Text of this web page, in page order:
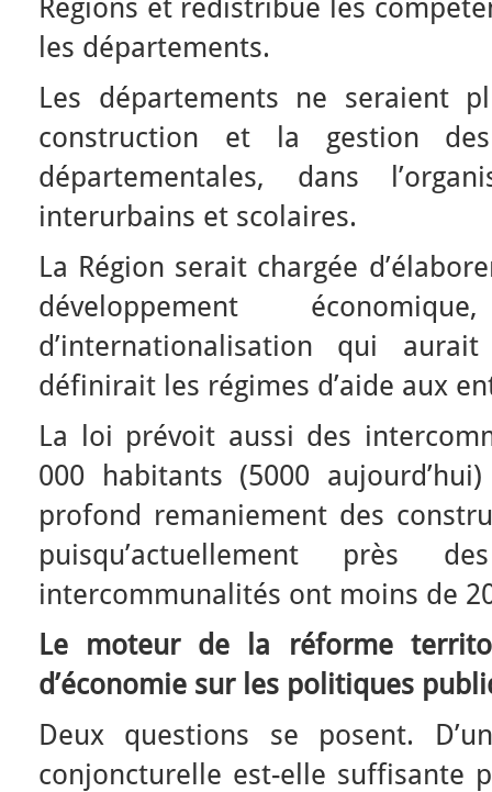
Régions et redistribue les
les départements.
Les départements ne seraient
construction et la gestion
départementales, dans
interurbains et scolaires.
La Région serait chargée
développement
d’internationalisation qui
définirait les régimes d’aide aux
La loi prévoit aussi des
000 habitants (5000
profond remaniement des
puisqu’actuellement près
intercommunalités ont moins de
Le moteur de la réforme
d’économie sur les politiques
Deux questions se posent.
conjoncturelle est-elle suffisante